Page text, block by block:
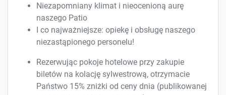
Niezapomniany klimat i nieocenioną aurę
naszego Patio
I co najważniejsze: opiekę i obsługę naszego
niezastąpionego personelu!
Rezerwując pokoje hotelowe przy zakupie
biletów na kolację sylwestrową, otrzymacie
Państwo 15% zniżki od ceny dnia (publikowanej